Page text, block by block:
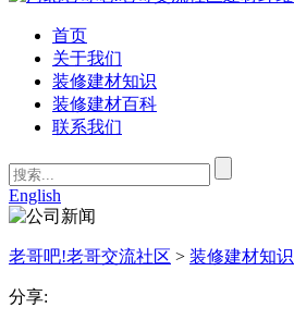
首页
关于我们
装修建材知识
装修建材百科
联系我们
English
老哥吧!老哥交流社区 > 装修建材知识
分享: